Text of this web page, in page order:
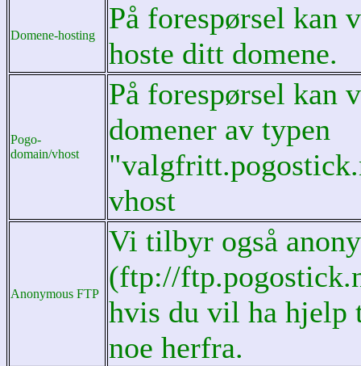
Domene-hosting
På forespørsel kan
hoste ditt domene.
Pogo-
domain/vhost
På forespørsel kan
domener av typen
vhost
Anonymous FTP
Vi tilbyr også
(ftp://
hvis du vil ha hjelp
noe herfra.